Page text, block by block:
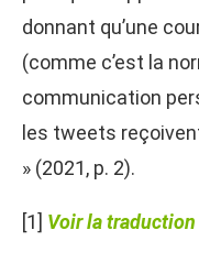
donnant qu’une
(comme c’est la
communication
les tweets
» (2021, p. 2).
[1] Voir la